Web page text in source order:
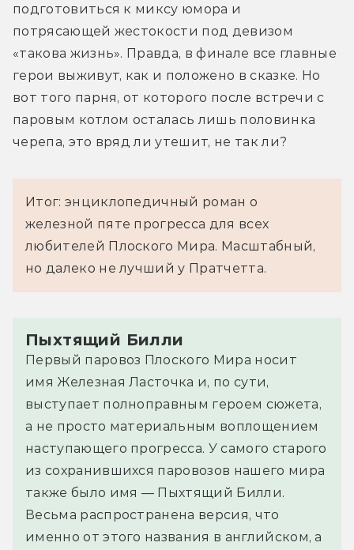
подготовиться к миксу юмора и
потрясающей жестокости под девизом
«такова жизнь». Правда, в финале все главные
герои выживут, как и положено в сказке. Но
вот того парня, от которого после встречи с
паровым котлом осталась лишь половинка
черепа, это вряд ли утешит, не так ли?
Итог: энциклопедичный роман о
железной пяте прогресса для всех
любителей Плоского Мира. Масштабный,
но далеко не лучший у Пратчетта.
Пыхтящий Билли
Первый паровоз Плоского Мира носит
имя Железная Ласточка и, по сути,
выступает полноправным героем сюжета,
а не просто материальным воплощением
наступающего прогресса. У самого старого
из сохранившихся паровозов нашего мира
также было имя — Пыхтящий Билли.
Весьма распространена версия, что
именно от этого названия в английском, а